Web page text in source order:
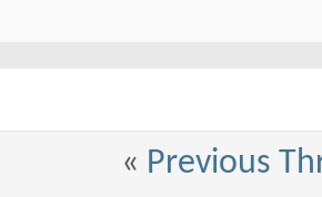
« Previous